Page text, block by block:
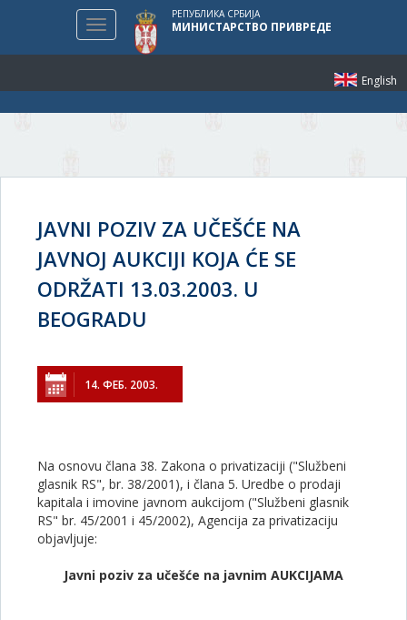
English
Toggle
navigation
РЕПУБЛИКА СРБИЈА
МИНИСТАРСТВО ПРИВРЕДЕ
JAVNI POZIV ZA UČEŠĆE NA
JAVNOJ AUKCIJI KOJA ĆE SE
ODRŽATI 13.03.2003. U
BEOGRADU
14. ФЕБ. 2003.
Na osnovu člana 38. Zakona o privatizaciji ("Službeni
glasnik RS", br. 38/2001), i člana 5. Uredbe o prodaji
kapitala i imovine javnom aukcijom ("Službeni glasnik
RS" br. 45/2001 i 45/2002), Agencija za privatizaciju
objavljuje:
Javni poziv za učešće na javnim AUKCIJAMA